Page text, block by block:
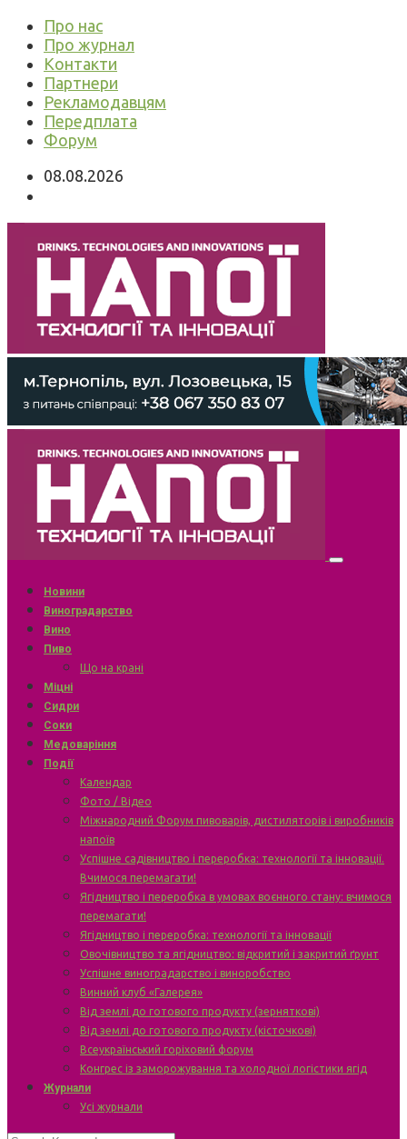
Про нас
Про журнал
Контакти
Партнери
Рекламодавцям
Передплата
Форум
08.08.2026
Новини
Виноградарство
Вино
Пиво
Що на крані
Міцні
Сидри
Соки
Медоваріння
Події
Календар
Фото / Відео
Міжнародний Форум пивоварів, дистиляторів і виробників
напоїв
Успішне садівництво і переробка: технології та інновації.
Вчимося перемагати!
Ягідництво і переробка в умовах воєнного стану: вчимося
перемагати!
Ягідництво і переробка: технології та інновації
Овочівництво та ягідництво: відкритий і закритий ґрунт
Успішне виноградарство і виноробство
Винний клуб «Галерея»
Від землі до готового продукту (зерняткові)
Від землі до готового продукту (кісточкові)
Всеукраїнський горіховий форум
Конгрес із заморожування та холодної логістики ягід
Журнали
Усі журнали